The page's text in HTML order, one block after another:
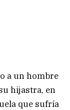
a un hombre
hijastra, en
que sufría